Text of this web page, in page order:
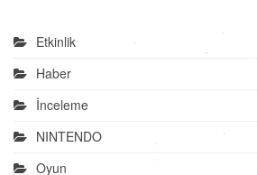
Etkinlik
Haber
İnceleme
NINTENDO
Oyun